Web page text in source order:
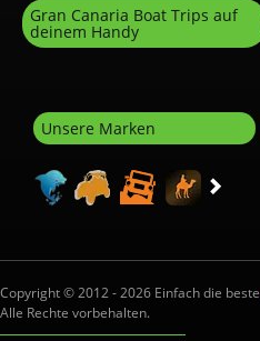
Gran Canaria Boat Trips auf
deinem Handy
Unsere Marken
Copyright © 2012 - 2026 Einfach die beste
Alle Rechte vorbehalten.